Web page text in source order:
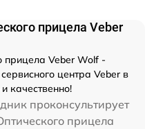
прицела Veber
прицела Veber Wolf -
центра Veber в
качественно!
проконсультирует
прицела